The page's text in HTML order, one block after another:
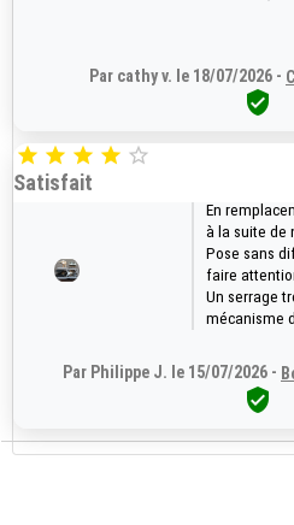
Par cathy v. le 18/07/2026 -

    
Satisfait
En
à la suite de
Pose sans
faire
Un serrage
mécanisme
Par Philippe J. le 15/07/2026 -
